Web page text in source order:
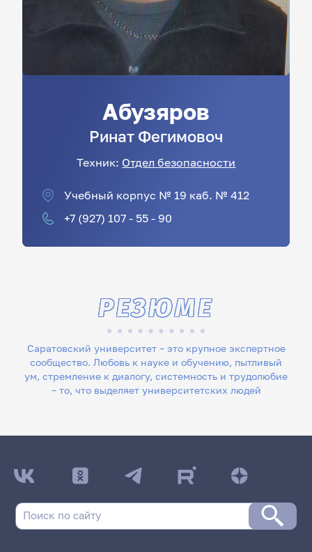
Абузяров
Ринат Фегимовоч
Техник: Отдел безопасности
Учебный корпус № 19 каб. № 412
+7 (927) 107 - 55 - 90
Саратовский университет – это крупное экспертное
сообщество. Любовь к науке и обучению, пытливый
ум, стремление к диалогу, системность и трудолюбие
– то, что выделяет университетских людей
РЕЗЮМЕ